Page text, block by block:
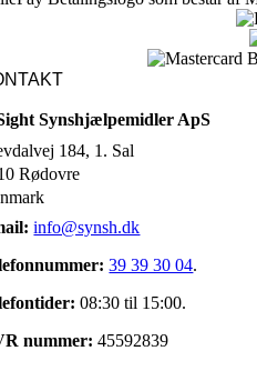
Synshjælpemidler ApS
184, 1. Sal
Rødovre
info@synsh.dk
39 39 30 04.
08:30 til 15:00.
nummer: 45592839